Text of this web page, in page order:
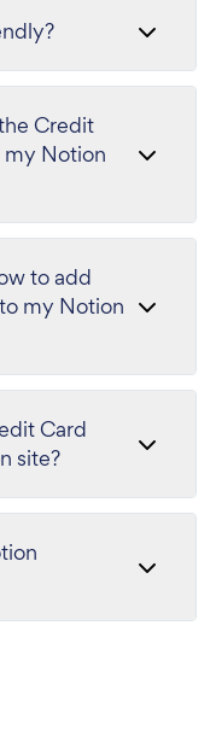
Credit
my Notion
to add
my Notion
Card
site?